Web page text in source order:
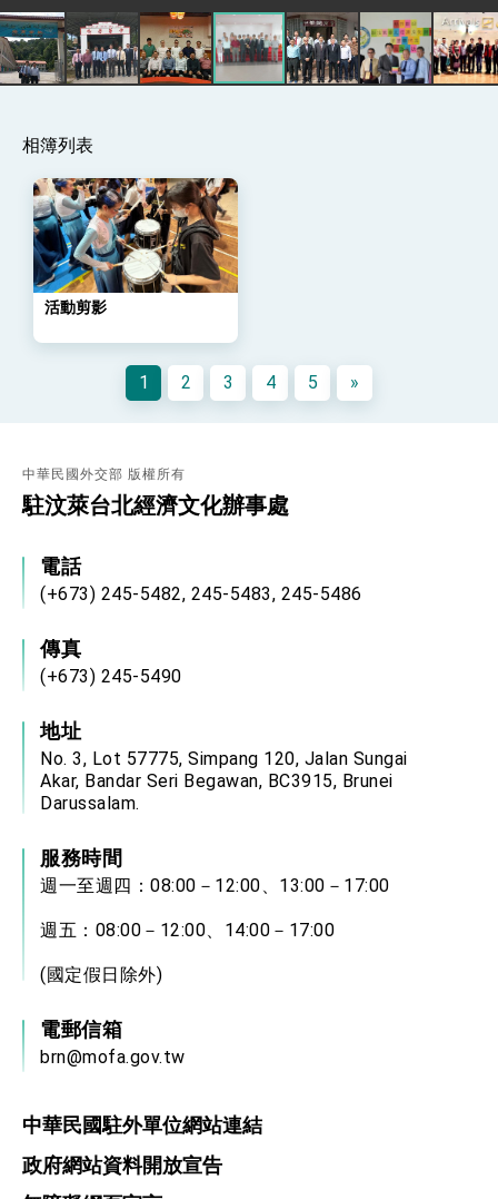
臺美經貿談判獲階段性成果 卓揆期勉爭取時間完
成「臺美對等貿易協定」簽署
卓揆：臺美關稅談判階段性結果有助臺灣取得有
利戰略地位 全力支持「臺美對等貿易協定」簽署
民調顯示多數國人滿意政府外交表現，高度支持
「總合外交」與台歐美日關係深化
總統以「韌性之島，希望之光」為題發表2026新
年談話
總統主持「守護民主台灣國安行動方案」記者
會 強調以實力守護台海和平 以決心掌握國家
總統發表執政周年談話 盼面對未來挑戰 堅持
團結 迎風轉型 穩健前行
賴總統就職演說影片
總統重要談話
外交部重要言論
相簿列表
活動剪影
1 2 3 4 5 »
中華民國外交部 版權所有
駐汶萊台北經濟文化辦事處
電話
(+673) 245-5482, 245-5483, 245-5486
傳真
(+673) 245-5490
地址
No. 3, Lot 57775, Simpang 120, Jalan Sungai
Akar, Bandar Seri Begawan, BC3915, Brunei
Darussalam.
服務時間
週一至週四：08:00－12:00、13:00－17:00
週五：08:00－12:00、14:00－17:00
(國定假日除外)
電郵信箱
brn@mofa.gov.tw
中華民國駐外單位網站連結
政府網站資料開放宣告